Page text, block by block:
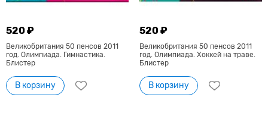
520 ₽
Великобритания 50 пенсов 2011
год. Олимпиада. Гимнастика.
Блистер
В корзину
520 ₽
Великобритания 50 пенсов 2011
год. Олимпиада. Хоккей на траве.
Блистер
В корзину